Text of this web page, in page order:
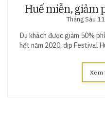
Huế miễn, giảm
Tháng Sáu
Du khách được giảm 50%
hết năm 2020; dịp Festival
Xem